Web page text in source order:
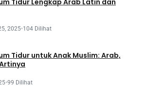
2025•104 Dilihat
Tidur untuk Anak Muslim: Arab,
•99 Dilihat